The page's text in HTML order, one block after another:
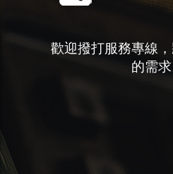
歡迎撥打服務專線
的需求